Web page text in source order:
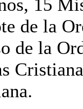
15
de la
de la